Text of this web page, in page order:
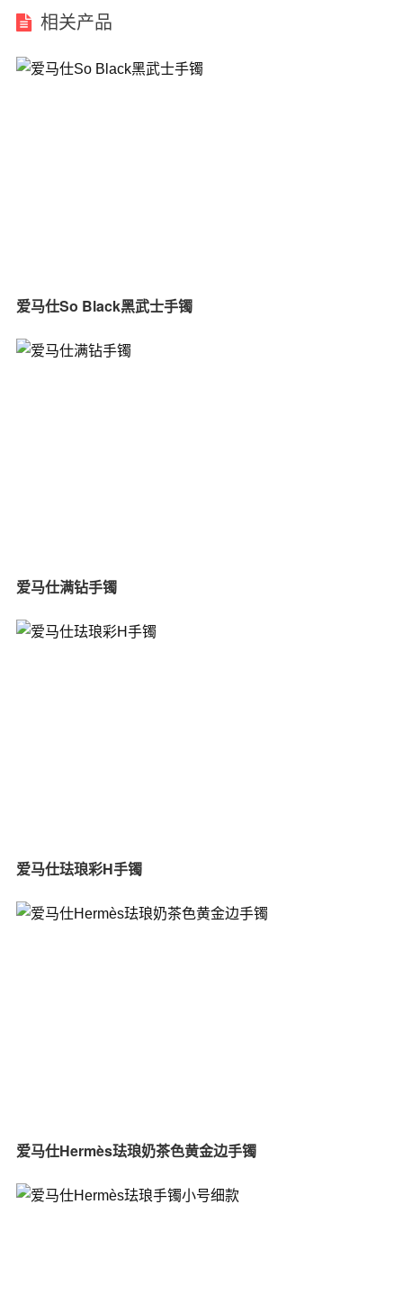
相关产品
爱马仕So Black黑武士手镯
爱马仕满钻手镯
爱马仕珐琅彩H手镯
爱马仕Hermès珐琅奶茶色黄金边手镯